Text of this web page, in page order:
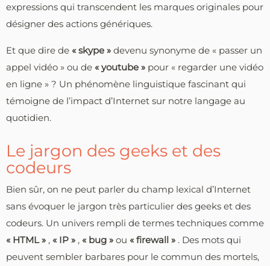
expressions qui transcendent les marques originales pour
désigner des actions génériques.
Et que dire de « skype » devenu synonyme de « passer un
appel vidéo » ou de « youtube » pour « regarder une vidéo
en ligne » ? Un phénomène linguistique fascinant qui
témoigne de l’impact d’Internet sur notre langage au
quotidien.
Le jargon des geeks et des
codeurs
Bien sûr, on ne peut parler du champ lexical d’Internet
sans évoquer le jargon très particulier des geeks et des
codeurs. Un univers rempli de termes techniques comme
« HTML » , « IP » , « bug » ou « firewall » . Des mots qui
peuvent sembler barbares pour le commun des mortels,